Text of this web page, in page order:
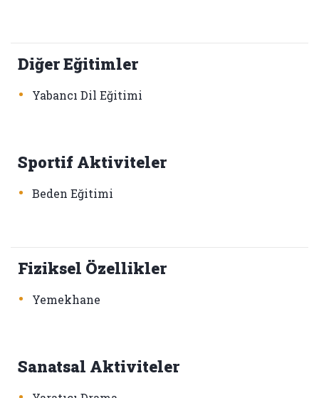
Diğer Eğitimler
• Yabancı Dil Eğitimi
Sportif Aktiviteler
• Beden Eğitimi
Fiziksel Özellikler
• Yemekhane
Sanatsal Aktiviteler